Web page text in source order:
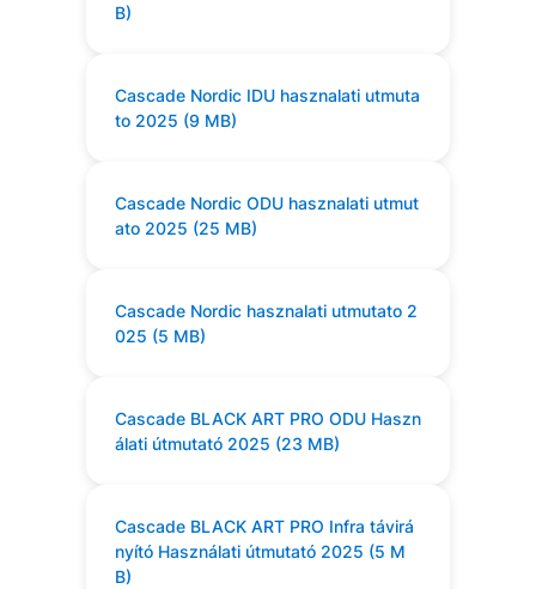
B)
Cascade Nordic IDU hasznalati utmuta
to 2025 (9 MB)
Cascade Nordic ODU hasznalati utmut
ato 2025 (25 MB)
Cascade Nordic hasznalati utmutato 2
025 (5 MB)
Cascade BLACK ART PRO ODU Haszn
álati útmutató 2025 (23 MB)
Cascade BLACK ART PRO Infra távirá
nyító Használati útmutató 2025 (5 M
B)